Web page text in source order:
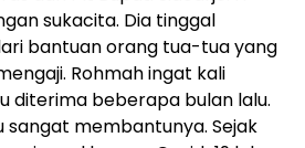
sukacita. Dia tinggal
bantuan orang tua-tua yang
Rohmah ingat kali
diterima beberapa bulan lalu.
sangat membantunya. Sejak